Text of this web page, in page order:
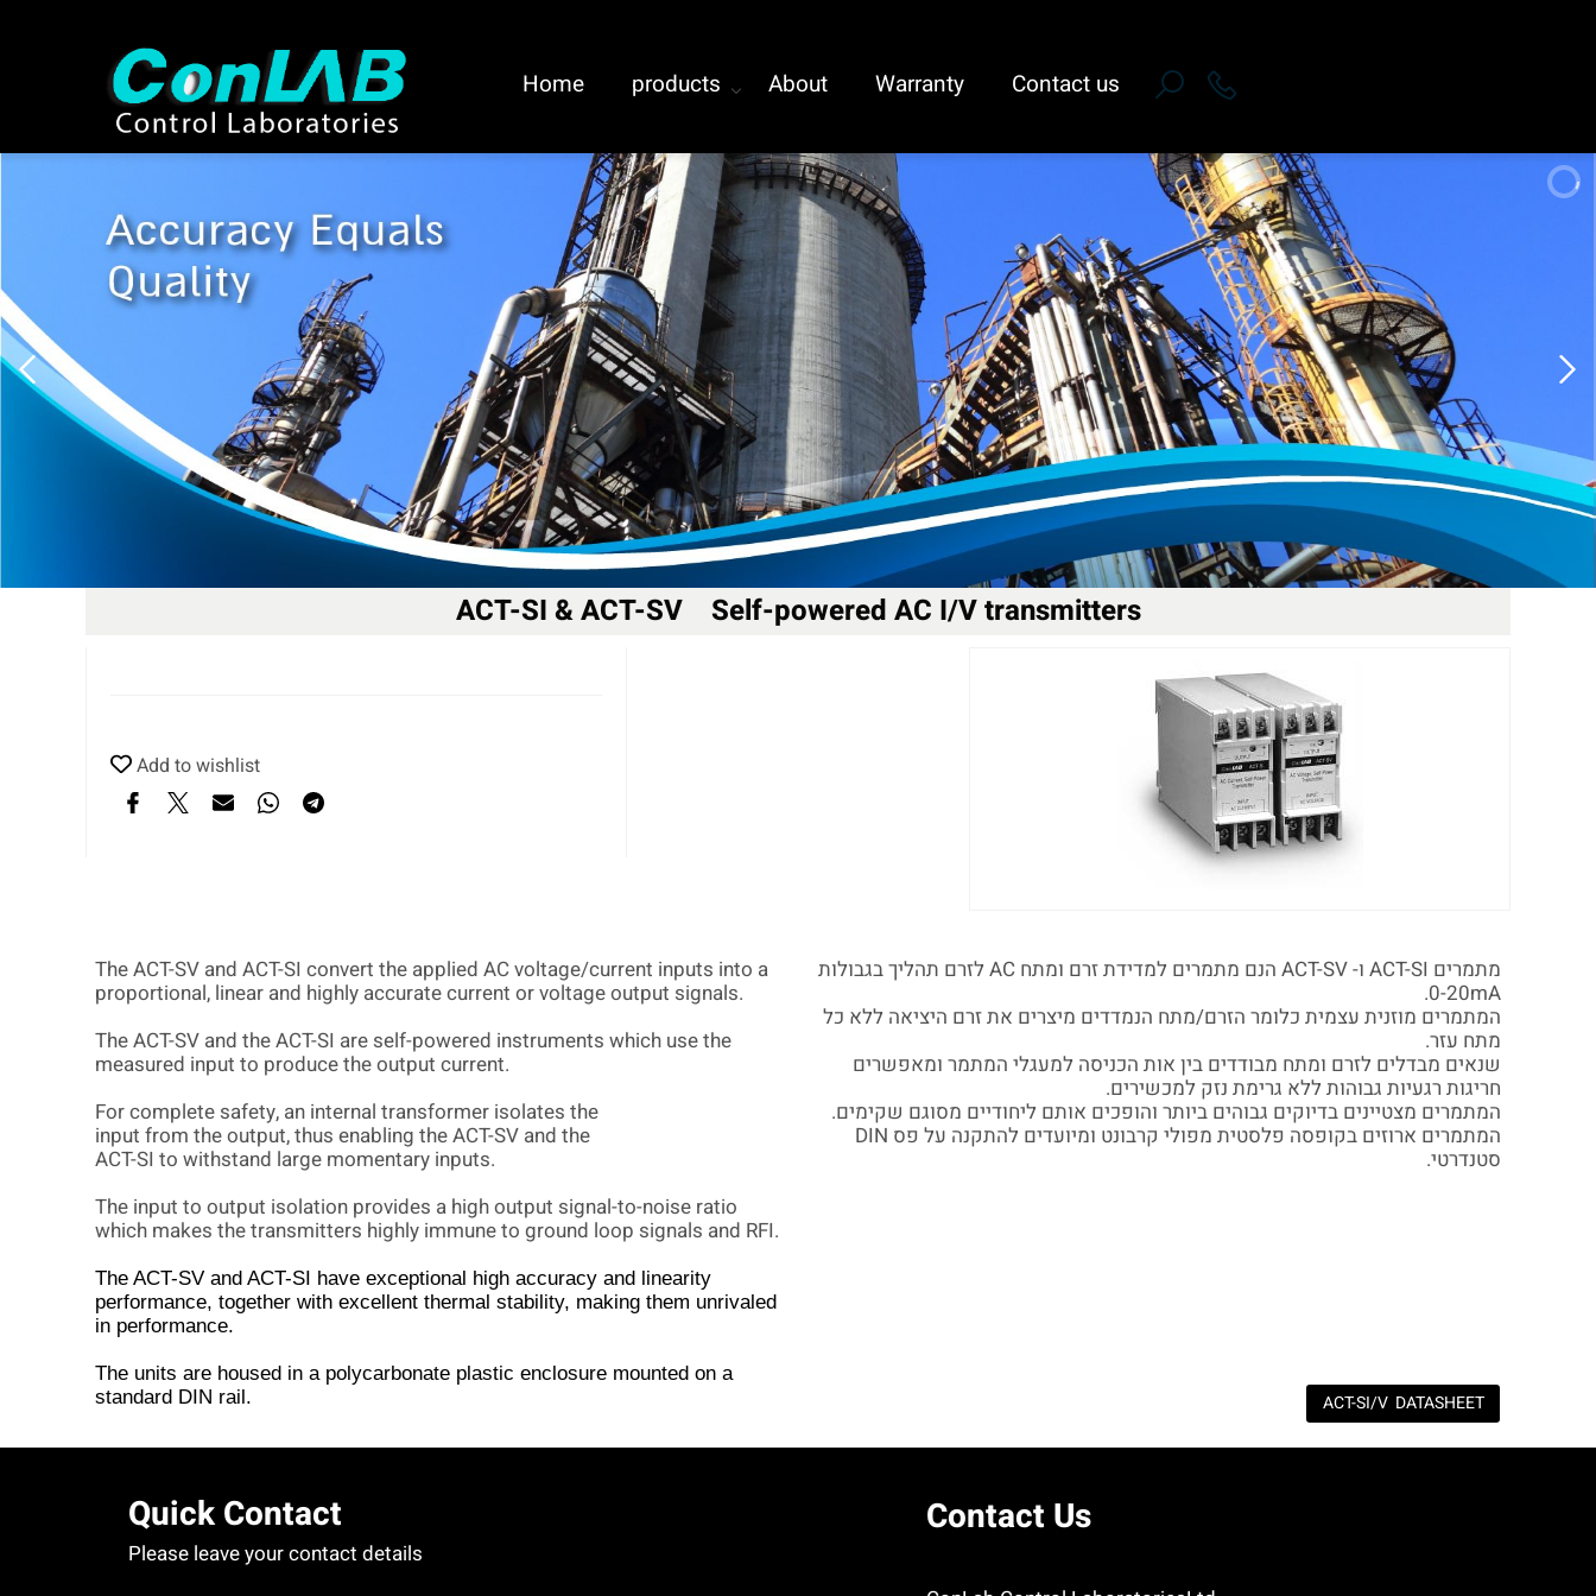
Home products About Warranty Contact us
ACT-SI & ACT-SV Self-powered AC I/V transmitters
Add to wishlist
The ACT-SV and ACT-SI convert the applied ACvoltage/current inputs into a
proportional, linear and highly accurate current or voltage output signals.
The ACT-SV and the ACT-SI are self-powered instruments which use the
measured input to produce the output current.
For complete safety, an internal transformer isolates the
input from the output, thus enabling the ACT-SV and the
ACT-SI to withstand large momentary inputs.
The input to output isolation provides a high output signal-to-noise ratio
which makes the transmitters highly immuneto ground loop signals and RFI.
The ACT-SV and ACT-SI have exceptional high accuracy and linearity
performance, together with excellent thermal stability, making them unrivaled
in performance.
The units are housed in a polycarbonate plastic enclosure mounted on a
standard DIN rail.
מתמרים ACT-SI ו- ACT-SV הנם מתמרים למדידת זרם ומתח AC לזרם תהליך בגבולות
0-20mA.
המתמרים מוזנית עצמית כלומר הזרם/מתח הנמדדים מיצרים את זרם היציאה ללא כל
מתח עזר.
שנאים מבדלים לזרם ומתח מבודדים בין אות הכניסה למעגלי המתמר ומאפשרים
חריגות רגעיות גבוהות ללא גרימת נזק למכשירים.
המתמרים מצטיינים בדיוקים גבוהים ביותר והופכים אותם ליחודיים מסוגם שקימים.
המתמרים ארוזים בקופסה פלסטית מפולי קרבונט ומיועדים להתקנה על פס DIN
סטנדרטי.
ACT-SI/V DATASHEET
Quick Contact
Please leave your contact details
Contact Us